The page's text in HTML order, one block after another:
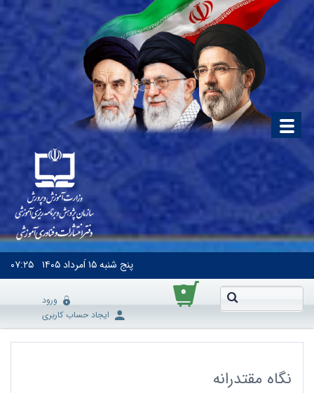
پنج شنبه۱۵ اَمرداد ۱۴۰۵ ۰۷:۲۵
۰
ورود
ایجاد حساب کاربری
نگاه مقتدرانه